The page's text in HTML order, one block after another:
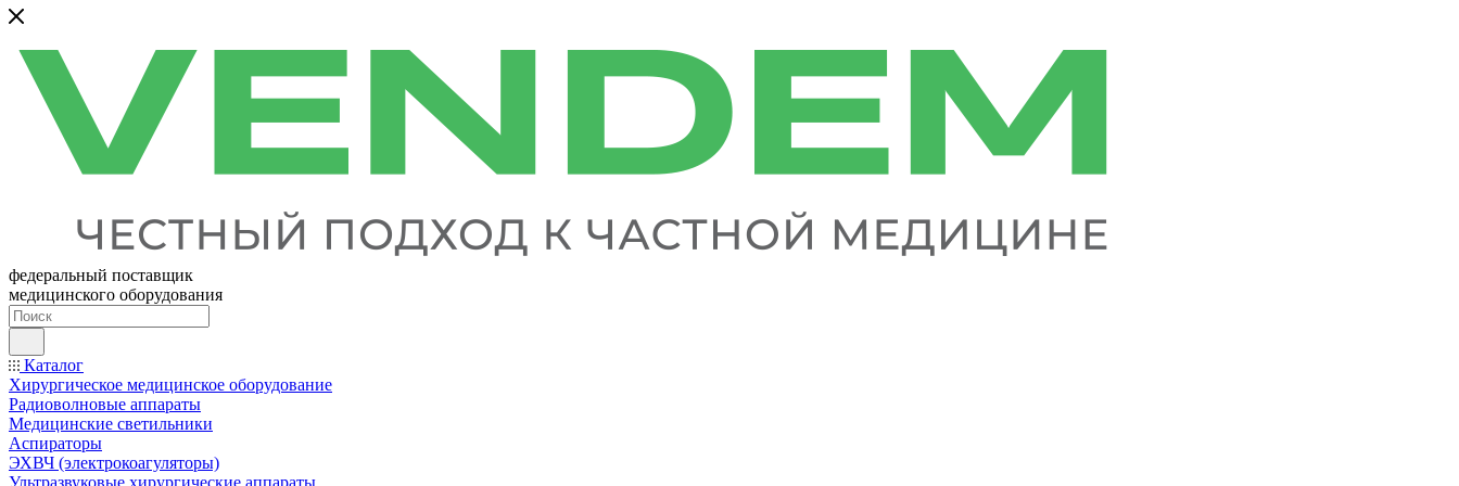
федеральный поставщик
медицинского оборудования
Каталог
Хирургическое медицинское оборудование
Радиоволновые аппараты
Медицинские светильники
Аспираторы
ЭХВЧ (электрокоагуляторы)
Ультразвуковые хирургические аппараты